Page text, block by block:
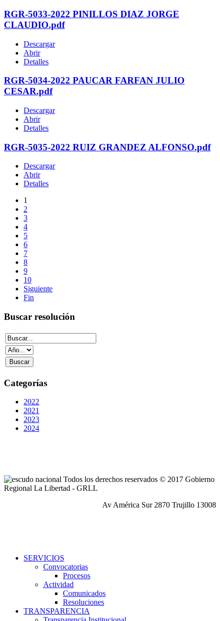
RGR-5033-2022 PINILLOS DIAZ JORGE
CLAUDIO.pdf
Descargar
Abrir
Detalles
RGR-5034-2022 PAUCAR FARFAN JULIO
CESAR.pdf
Descargar
Abrir
Detalles
RGR-5035-2022 RUIZ GRANDEZ ALFONSO.pdf
Descargar
Abrir
Detalles
1
2
3
4
5
6
7
8
9
10
Siguiente
Fin
Buscar resolución
Categorías
2022
2021
2023
2024
Todos los derechos reservados © 2017 Gobierno
Regional La Libertad - GRLL
Av América Sur 2870 Trujillo 13008
SERVICIOS
Convocatorias
Procesos
Actividad
Comunicados
Resoluciones
TRANSPARENCIA